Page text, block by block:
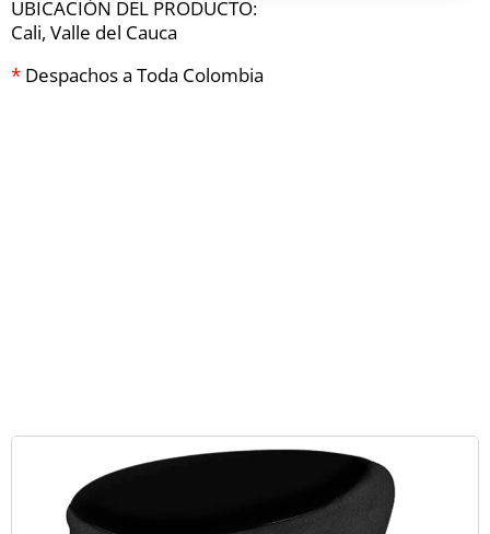
UBICACIÓN DEL PRODUCTO:
Cali, Valle del Cauca
* Despachos a Toda Colombia